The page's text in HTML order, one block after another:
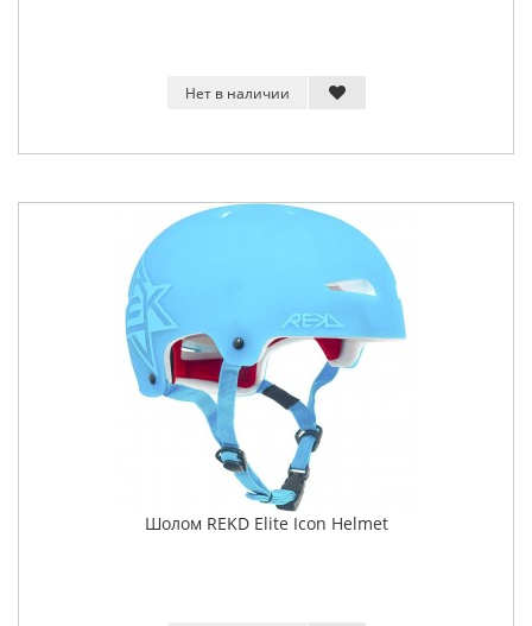
Нет в наличии
Шолом REKD Elite Icon Helmet